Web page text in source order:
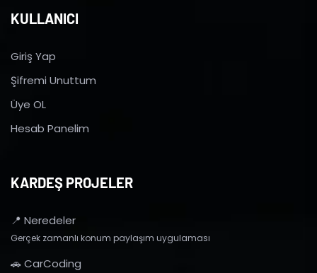
KULLANICI
Giriş Yap
Şifremi Unuttum
Üye OL
Hesab Panelim
KARDEŞ PROJELER
📍 Neredeler
Gerçek zamanlı konum paylaşım uygulaması
🚗 CarCoding